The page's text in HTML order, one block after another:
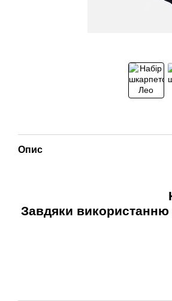
Опис
Завдяки використанню